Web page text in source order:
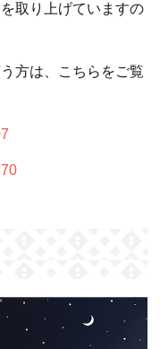
取り上げていますの
方は、こちらをご覧